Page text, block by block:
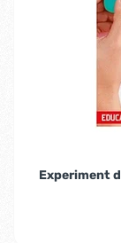
Experiment